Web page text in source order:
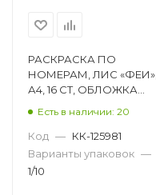
РАСКРАСКА ПО
НОМЕРАМ, ЛИС «ФЕИ»,
А4, 16 СТ, ОБЛОЖКА
Есть в наличии: 20
Код — КК-125981
Варианты упаковок —
1/10